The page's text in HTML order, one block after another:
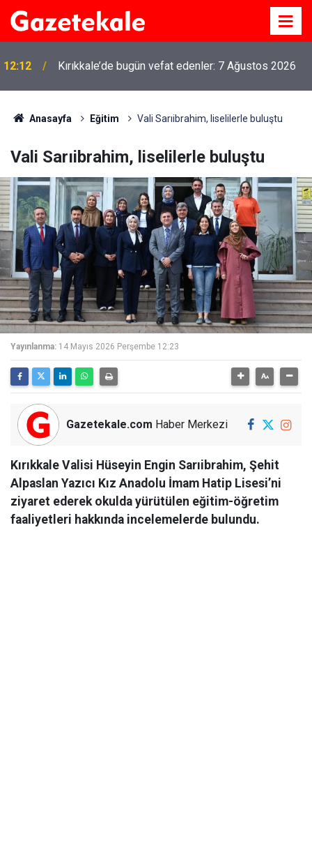
12:12
Kırıkkale’de bugün vefat edenler: 7 Ağustos 2026
11:21
MKE’nin Yerli Savunma Teknolojileri Dünya
Anasayfa Eğitim Vali Sarıibrahim, liselilerle buluştu
Vali Sarıibrahim, liselilerle buluştu
Yayınlanma: 14 Mayıs 2026 Perşembe 12:23
Gazetekale.com Haber Merkezi
Kırıkkale Valisi Hüseyin Engin Sarıibrahim, Şehit
Alpaslan Yazıcı Kız Anadolu İmam Hatip Lisesi’ni
ziyaret ederek okulda yürütülen eğitim-öğretim
faaliyetleri hakkında incelemelerde bulundu.